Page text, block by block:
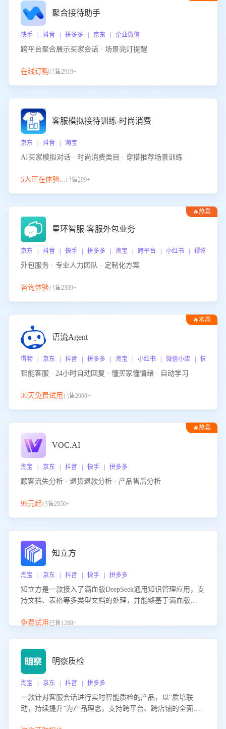
聚合接待助手
快手 | 抖音 | 拼多多 | 京东 | 企业微信
跨平台聚合展示买家会话 · 场景亮灯提醒
在线订购已售2919+
客服模拟接待训练-时尚消费
京东 | 抖音 | 淘宝
AI买家模拟对话 · 时尚消费类目 · 穿搭推荐场景训练
5人正在体验...已售299+
🔥热卖
星环智服-客服外包业务
京东 | 抖音 | 快手 | 拼多多 | 淘宝 | 跨平台 | 小红书 | 得物 | 企
外包服务 · 专业人力团队 · 定制化方案
咨询体验已售2399+
🔥本周
语流Agent
得物 | 京东 | 抖音 | 拼多多 | 淘宝 | 小红书 | 微信小店 | 快手 |
智能客服 · 24小时自动回复 · 懂买家懂情绪 · 自动学习
30天免费试用 已售2000+
🔥热卖
VOC.AI
淘宝 | 京东 | 抖音 | 快手 | 拼多多
顾客流失分析 · 退货退款分析 · 产品售后分析
99元起已售2950+
知立方
淘宝 | 京东 | 抖音 | 快手 | 拼多多
知立方是一款接入了满血版DeepSeek通用知识管理应用，支
持文档、表格等多类型文档的处理，并能够基于满血版
识支持，帮助用户高效管理和利用知识资源。通过该产品，
免费试用 已售1288+
明察质检
淘宝 | 京东 | 抖音 | 拼多多
一款针对客服会话进行实时智能质检的产品，以“质培联
动，持续提升”为产品理念，支持跨平台、跨店铺的全面、